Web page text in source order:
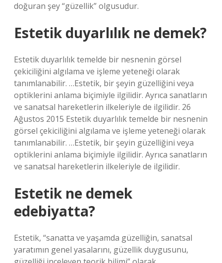
doğuran şey “güzellik” olgusudur.
Estetik duyarlılık ne demek?
Estetik duyarlılık temelde bir nesnenin görsel
çekiciliğini algılama ve işleme yeteneği olarak
tanımlanabilir. …Estetik, bir şeyin güzelliğini veya
optiklerini anlama biçimiyle ilgilidir. Ayrıca sanatların
ve sanatsal hareketlerin ilkeleriyle de ilgilidir. 26
Ağustos 2015 Estetik duyarlılık temelde bir nesnenin
görsel çekiciliğini algılama ve işleme yeteneği olarak
tanımlanabilir. …Estetik, bir şeyin güzelliğini veya
optiklerini anlama biçimiyle ilgilidir. Ayrıca sanatların
ve sanatsal hareketlerin ilkeleriyle de ilgilidir.
Estetik ne demek
edebiyatta?
Estetik, “sanatta ve yaşamda güzelliğin, sanatsal
yaratımın genel yasalarını, güzellik duygusunu,